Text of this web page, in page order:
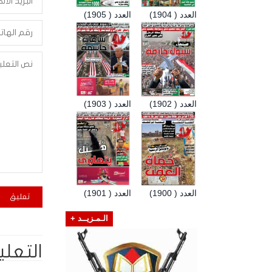
العدد ( 1905) العدد ( 1904)
العدد ( 1903) العدد ( 1902)
العدد ( 1901) العدد ( 1900)
الـمـزيــد +